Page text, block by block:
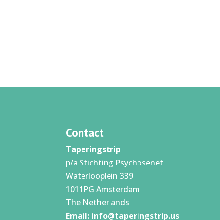
Contact
Taperingstrip
p/a Stichting Psychosenet
Waterlooplein 339
1011PG Amsterdam
The Netherlands
Email: info@taperingstrip.us